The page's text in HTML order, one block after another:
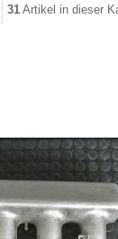
31 Artikel in dieser